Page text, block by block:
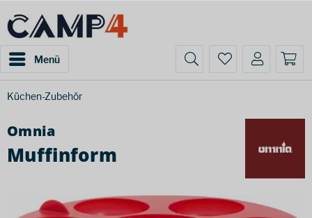
Menü
Küchen-Zubehör
Omnia
Muffinform